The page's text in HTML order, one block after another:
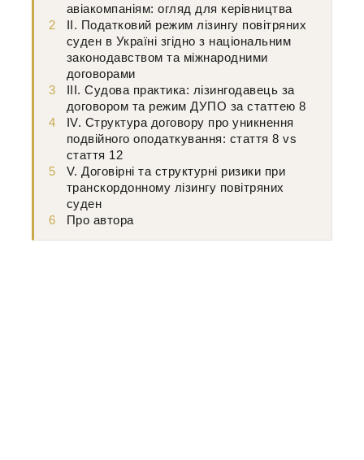
авіакомпаніям: огляд для керівництва
2
II. Податковий режим лізингу повітряних
суден в Україні згідно з національним
законодавством та міжнародними
договорами
3
III. Судова практика: лізингодавець за
договором та режим ДУПО за статтею 8
4
IV. Структура договору про уникнення
подвійного оподаткування: стаття 8 vs
стаття 12
5
V. Договірні та структурні ризики при
транскордонному лізингу повітряних
суден
6
Про автора